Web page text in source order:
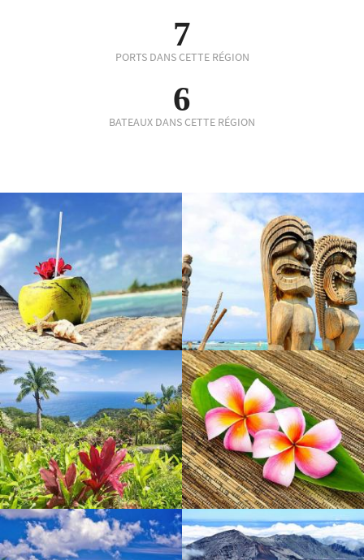
7
PORTS DANS CETTE RÉGION
6
BATEAUX DANS CETTE RÉGION